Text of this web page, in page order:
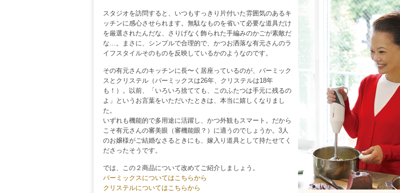
スタジオを訪問すると、いつもすっきり片付いた雰囲気のあるキ
ッチンに感心させられます。無駄なものを省いて必要な道具だけ
を厳選されたんだな、さりげなく飾られた手編みのかごが素敵だ
な…。まさに、シンプルで合理的で、かつお洒落な有元さんのラ
イフスタイルそのものを反映しているかのようなのです。
その有元さんのキッチンに長〜く居座っているのが、バーミック
スとクリステル（バーミックスは26年、クリステルは18年
も！）。以前、「いろいろ捨てても、このふたつは手元に残るの
よ」というお言葉をいただいたときは、本当に嬉しくなりまし
た。
いずれも機能的で多用途に活躍し、かつ外観もスマート。だから
こそ有元さんの審美眼（審機能眼？）に適うのでしょうか。3人
のお嬢様がご結婚なさるときにも、嫁入り道具として持たせてく
ださったそうです。
では、この２商品について改めてご紹介しましょう。
バーミックスについてはこちらから
クリステルについてはこちらから